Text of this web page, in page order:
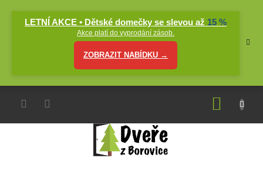
LETNÍ AKCE • Dětské domečky se slevou až 15 %
Akce platí do vyprodání zásob.
ZOBRAZIT NABÍDKU →